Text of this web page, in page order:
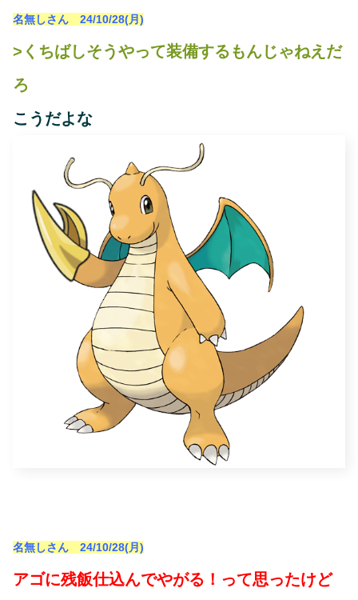
名無しさん 24/10/28(月)
>くちばしそうやって装備するもんじゃねえだ
ろ
こうだよな
名無しさん 24/10/28(月)
アゴに残飯仕込んでやがる！って思ったけど